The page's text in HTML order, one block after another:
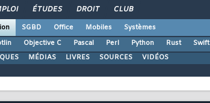
ÉTUDES DROIT CLUB
SGBD Office Mobiles
Systèmes
Objective C Pascal Perl Python Rust Swift
MÉDIAS LIVRES SOURCES VIDÉOS